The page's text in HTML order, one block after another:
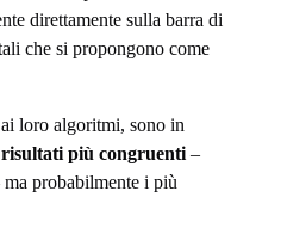
direttamente sulla barra di
che si propongono come
loro algoritmi, sono in
più congruenti–
probabilmente i più